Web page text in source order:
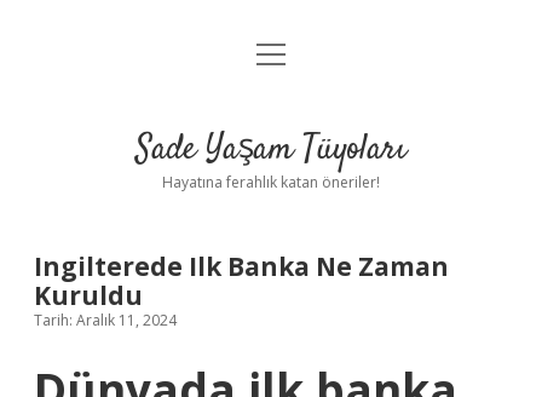
Anasayfa
Yasal Uyarı
menüyü
Sade Yaşam Tüyoları
Hayatına ferahlık katan öneriler!
Ingilterede Ilk Banka Ne Zaman
Kuruldu
Tarih: Aralık 11, 2024